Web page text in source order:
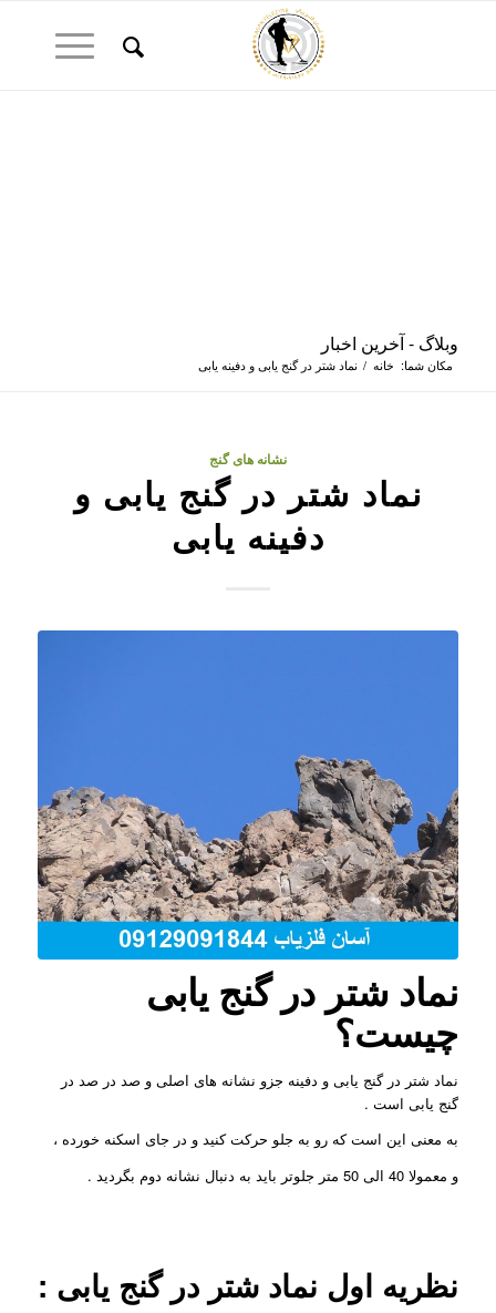
وبلاگ - آخرین اخبار
مکان شما: خانه / نماد شتر در گنج یابی و دفینه یابی
نشانه های گنج
نماد شتر در گنج یابی و
دفینه یابی
نماد شتر در گنج یابی
چیست؟
نماد شتر در گنج یابی و دفینه جزو نشانه های اصلی و صد در صد در
گنج یابی است .
به معنی این است که رو به جلو حرکت کنید و در جای اسکنه خورده ،
و معمولا 40 الی 50 متر جلوتر باید به دنبال نشانه دوم بگردید .
نظریه اول نماد شتر در گنج یابی :